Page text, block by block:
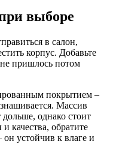
выборе
в салон,
корпус. Добавьте
пришлось потом
покрытием –
Массив
однако стоит
качества, обратите
устойчив к влаге и